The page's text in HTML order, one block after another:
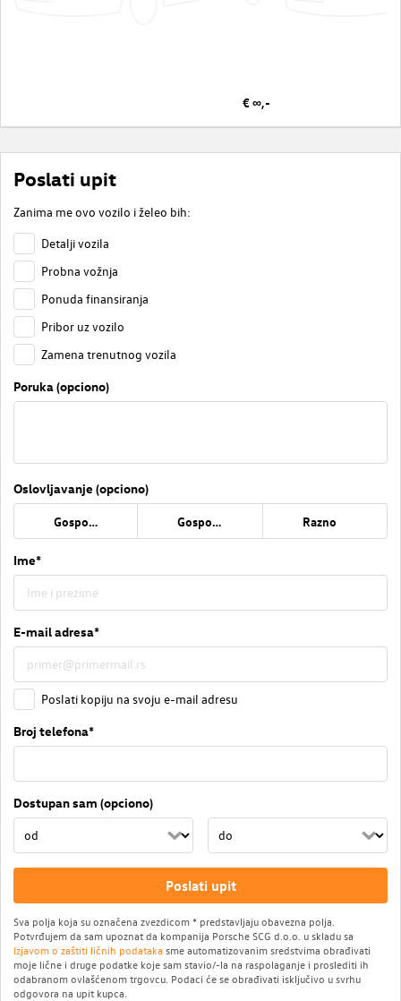
€ ∞,-
Poslati upit
Zanima me ovo vozilo i želeo bih:
Detalji vozila
Probna vožnja
Ponuda finansiranja
Pribor uz vozilo
Zamena trenutnog vozila
Poruka (opciono)
Oslovljavanje (opciono)
Gospođa Gospodin Razno
Ime*
E-mail adresa*
Poslati kopiju na svoju e-mail adresu
Broj telefona*
Dostupan sam (opciono)
Poslati upit
Sva polja koja su označena zvezdicom * predstavljaju obavezna polja.
Potvrđujem da sam upoznat da kompanija Porsche SCG d.o.o. u skladu sa
Izjavom o zaštiti ličnih podataka sme automatizovanim sredstvima obrađivati
moje lične i druge podatke koje sam stavio/-la na raspolaganje i proslediti ih
odabranom ovlašćenom trgovcu. Podaci će se obrađivati isključivo u svrhu
odgovora na upit kupca.